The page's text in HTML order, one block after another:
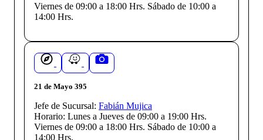
Viernes de 09:00 a 18:00 Hrs. Sábado de 10:00 a
14:00 Hrs.
21 de Mayo 395
Jefe de Sucursal: Fabián Mujica
Horario: Lunes a Jueves de 09:00 a 19:00 Hrs.
Viernes de 09:00 a 18:00 Hrs. Sábado de 10:00 a
14:00 Hrs.